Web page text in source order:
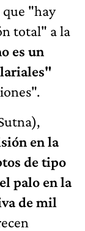
que "hay
total" a la
es un
en la
de tipo
palo en la
de mil